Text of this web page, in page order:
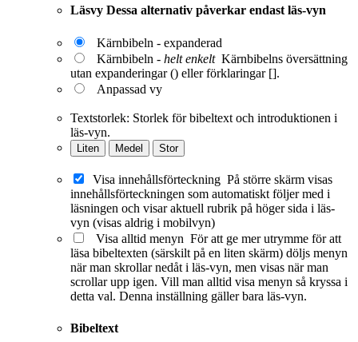
Läsvy Dessa alternativ påverkar endast läs-vyn
Kärnbibeln - expanderad
Kärnbibeln - helt enkelt Kärnbibelns översättning
utan expanderingar () eller förklaringar [].
Anpassad vy
Textstorlek: Storlek för bibeltext och introduktionen i
läs-vyn.
Liten Medel Stor
Visa innehållsförteckning På större skärm visas
innehållsförteckningen som automatiskt följer med i
läsningen och visar aktuell rubrik på höger sida i läs-
vyn (visas aldrig i mobilvyn)
Visa alltid menyn För att ge mer utrymme för att
läsa bibeltexten (särskilt på en liten skärm) döljs menyn
när man skrollar nedåt i läs-vyn, men visas när man
scrollar upp igen. Vill man alltid visa menyn så kryssa i
detta val. Denna inställning gäller bara läs-vyn.
Bibeltext